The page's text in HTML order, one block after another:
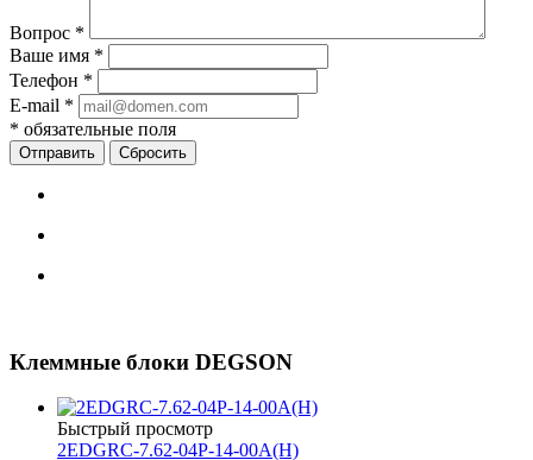
Вопрос *
Ваше имя *
Телефон *
E-mail *
* обязательные поля
Сбросить
Клеммные блоки DEGSON
Быстрый просмотр
2EDGRC-7.62-04P-14-00A(H)